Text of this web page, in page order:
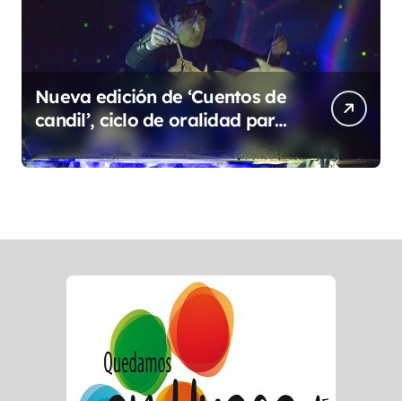
Nueva edición de ‘Cuentos de
candil’, ciclo de oralidad para
la microrruralidad de la Hoya